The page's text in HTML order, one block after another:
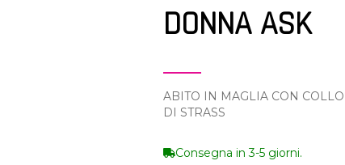
DONNA ASK
ABITO IN MAGLIA CON COLLO
DI STRASS
Consegna in 3-5 giorni.